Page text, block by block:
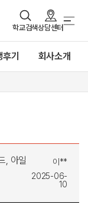
학교검색상담센터
기 회사소개
, 아일
이**
2025-06-
10